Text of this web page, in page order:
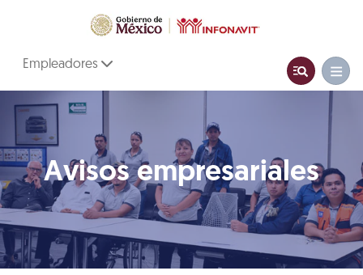
Empleadores
Avisos empresariales